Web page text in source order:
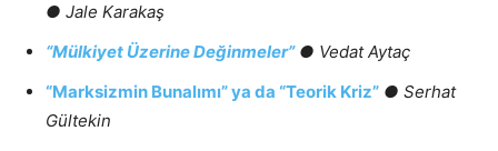
● Jale Karakaş
“Mülkiyet Üzerine Değinmeler”● Vedat Aytaç
“Marksizmin Bunalımı” ya da “Teorik Kriz” ● Serhat
Gültekin